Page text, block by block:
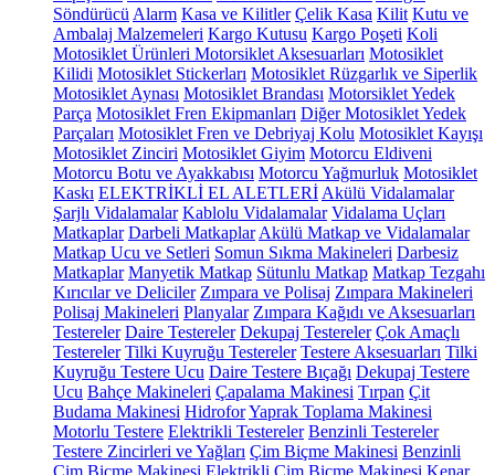
Söndürücü Alarm Kasa ve Kilitler Çelik Kasa Kilit Kutu ve
Ambalaj Malzemeleri Kargo Kutusu Kargo Poşeti Koli
Motosiklet Ürünleri Motorsiklet Aksesuarları Motosiklet
Kilidi Motosiklet Stickerları Motosiklet Rüzgarlık ve Siperlik
Motosiklet Aynası Motosiklet Brandası Motorsiklet Yedek
Parça Motosiklet Fren Ekipmanları Diğer Motosiklet Yedek
Parçaları Motosiklet Fren ve Debriyaj Kolu Motosiklet Kayışı
Motosiklet Zinciri Motosiklet Giyim Motorcu Eldiveni
Motorcu Botu ve Ayakkabısı Motorcu Yağmurluk Motosiklet
Kaskı ELEKTRİKLİ EL ALETLERİ Akülü Vidalamalar
Şarjlı Vidalamalar Kablolu Vidalamalar Vidalama Uçları
Matkaplar Darbeli Matkaplar Akülü Matkap ve Vidalamalar
Matkap Ucu ve Setleri Somun Sıkma Makineleri Darbesiz
Matkaplar Manyetik Matkap Sütunlu Matkap Matkap Tezgahı
Kırıcılar ve Deliciler Zımpara ve Polisaj Zımpara Makineleri
Polisaj Makineleri Planyalar Zımpara Kağıdı ve Aksesuarları
Testereler Daire Testereler Dekupaj Testereler Çok Amaçlı
Testereler Tilki Kuyruğu Testereler Testere Aksesuarları Tilki
Kuyruğu Testere Ucu Daire Testere Bıçağı Dekupaj Testere
Ucu Bahçe Makineleri Çapalama Makinesi Tırpan Çit
Budama Makinesi HidroforYaprak Toplama Makinesi
Motorlu Testere Elektrikli Testereler Benzinli Testereler
Testere Zincirleri ve Yağları Çim Biçme Makinesi Benzinli
Çim Biçme Makinesi Elektrikli Çim Biçme Makinesi Kenar